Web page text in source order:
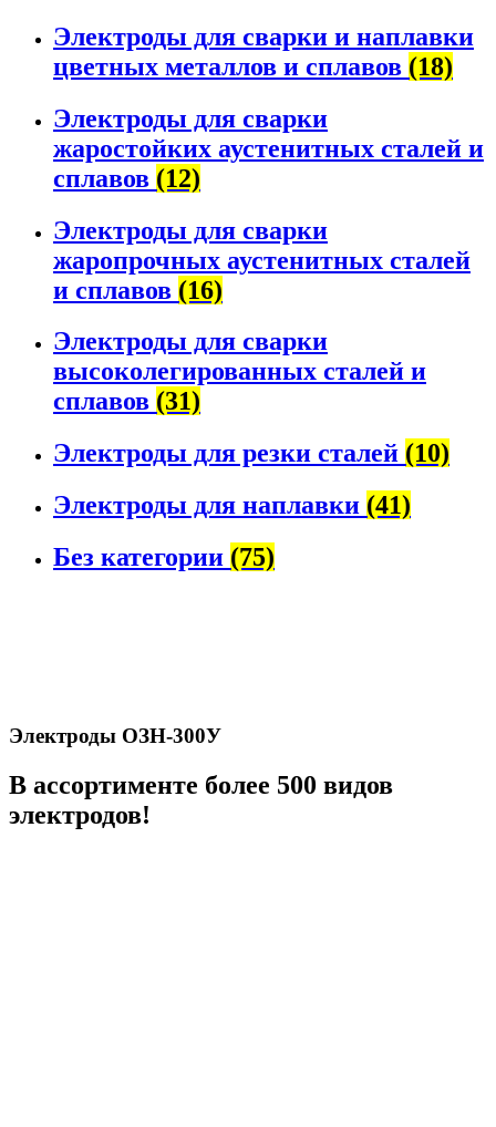
Электроды для сварки и наплавки
цветных металлов и сплавов (18)
Электроды для сварки
жаростойких аустенитных сталей и
сплавов (12)
Электроды для сварки
жаропрочных аустенитных сталей
и сплавов (16)
Электроды для сварки
высоколегированных сталей и
сплавов (31)
Электроды для резки сталей (10)
Электроды для наплавки (41)
Без категории (75)
Электроды ОЗН-300У
В ассортименте более 500 видов
электродов!